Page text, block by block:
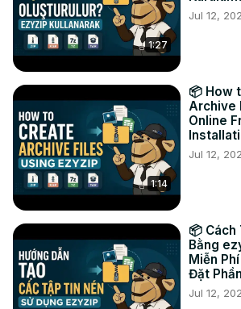
3. Cliquez sur "Enregistrer le fichier 64
enregistrer le fichier 64 KBPS converti
destination sélectionné.
#convertir #mp3 #64kbps
TWITTER : https://twitter.com/ezyzip
FACEBOOK : https://
LINKEDIN :
https://www.linkedin.com/
PINTEREST : https://
1:27
Jul 12,
1:14
📦 How
Archive
Online
Jul 12,
📦
Bằng
Miễn
Đặt
Jul 12,